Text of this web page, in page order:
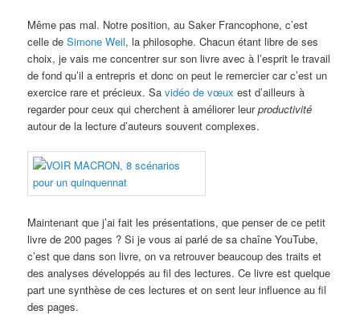
Même pas mal. Notre position, au Saker Francophone, c’est
celle deSimone Weil, la philosophe. Chacun étant libre de ses
choix, je vais me concentrer sur son livre avec à l’esprit le travail
de fond qu’il a entrepris et donc on peut le remercier car c’est un
exercice rare et précieux. Savidéo de vœux est d’ailleurs à
regarder pour ceux qui cherchent à améliorer leurproductivité
autour de la lecture d’auteurs souvent complexes.
Maintenant que j’ai fait les présentations, que penser de ce petit
livre de 200 pages ? Si je vous ai parlé de sa chaîne YouTube,
c’est que dans son livre, on va retrouver beaucoup des traits et
des analyses développés au fil des lectures. Ce livre est quelque
part une synthèse de ces lectures et on sent leur influence au fil
des pages.